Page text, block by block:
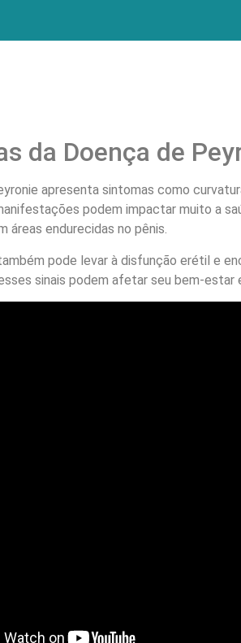
da Doença de
apresenta sintomas como
podem impactar muito a
áreas endurecidas no pênis.
pode levar à disfunção erétil e
sinais podem afetar seu bem-estar